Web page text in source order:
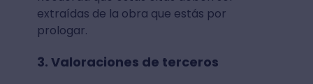
extraídas de la obra que estás por
prologar.
3. Valoraciones de terceros